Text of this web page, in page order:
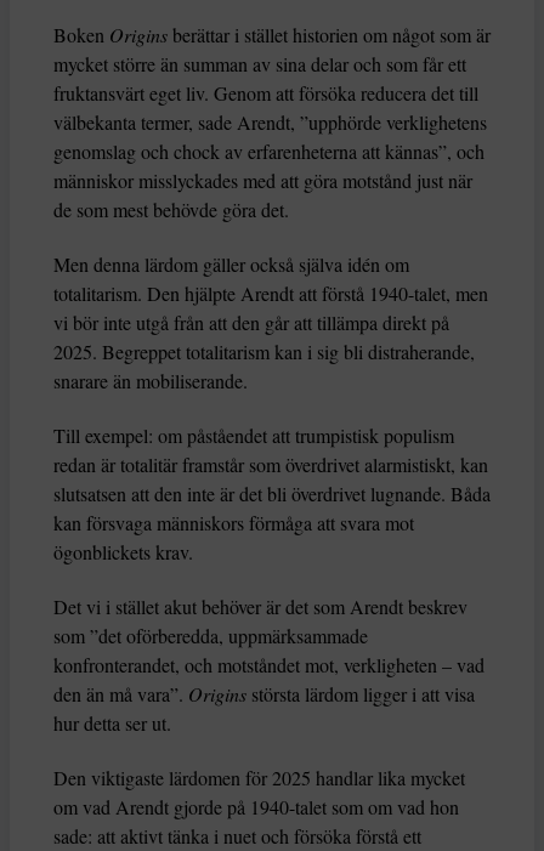
Boken Originsberättar i stället historien om något som är
mycket större än summan av sina delar och som får ett
fruktansvärt eget liv. Genom att försöka reducera det till
välbekanta termer, sade Arendt, ”upphörde verklighetens
genomslag och chock av erfarenheterna att kännas”, och
människor misslyckades med att göra motstånd just när
de som mest behövde göra det.
Men denna lärdom gäller också själva idén om
totalitarism. Den hjälpte Arendt att förstå 1940-talet, men
vi bör inte utgå från att den går att tillämpa direkt på
2025. Begreppet totalitarism kan i sig bli distraherande,
snarare än mobiliserande.
Till exempel: om påståendet att trumpistisk populism
redan är totalitär framstår som överdrivet alarmistiskt, kan
slutsatsen att den inte är det bli överdrivet lugnande. Båda
kan försvaga människors förmåga att svara mot
ögonblickets krav.
Det vi i stället akut behöver är det som Arendt beskrev
som ”det oförberedda, uppmärksammade
konfronterandet, och motståndet mot, verkligheten – vad
den än må vara”. Origins största lärdom ligger i att visa
hur detta ser ut.
Den viktigaste lärdomen för 2025 handlar lika mycket
om vad Arendt gjorde på 1940-talet som om vad hon
sade: att aktivt tänka i nuet och försöka förstå ett